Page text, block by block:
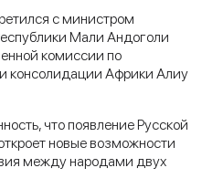
с министром
Мали Андоголи
комиссии по
консолидации Африки Алиу
что появление Русской
новые возможности
между народами двух